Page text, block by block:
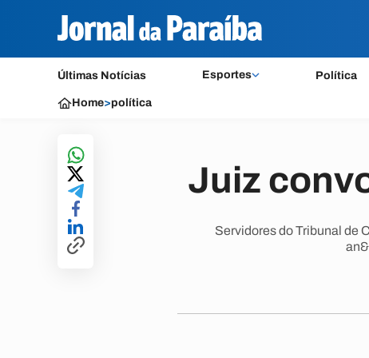
Últimas Notícias Esportes Política
Home>política
Juiz
Servidores do Tribunal de